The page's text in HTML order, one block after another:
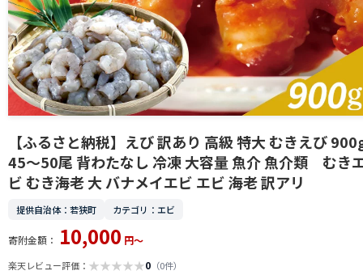
【ふるさと納税】えび 訳あり 高級 特大 むきえび
45～50尾 背わたなし 冷凍 大容量 魚介 魚介類 むき
ビ むき海老 大 バナメイエビ エビ 海老 訳アリ
提供自治体：若狭町 カテゴリ：エビ
寄附金額： 10,000 円～
楽天レビュー評価： ★★★★★0 （0件）